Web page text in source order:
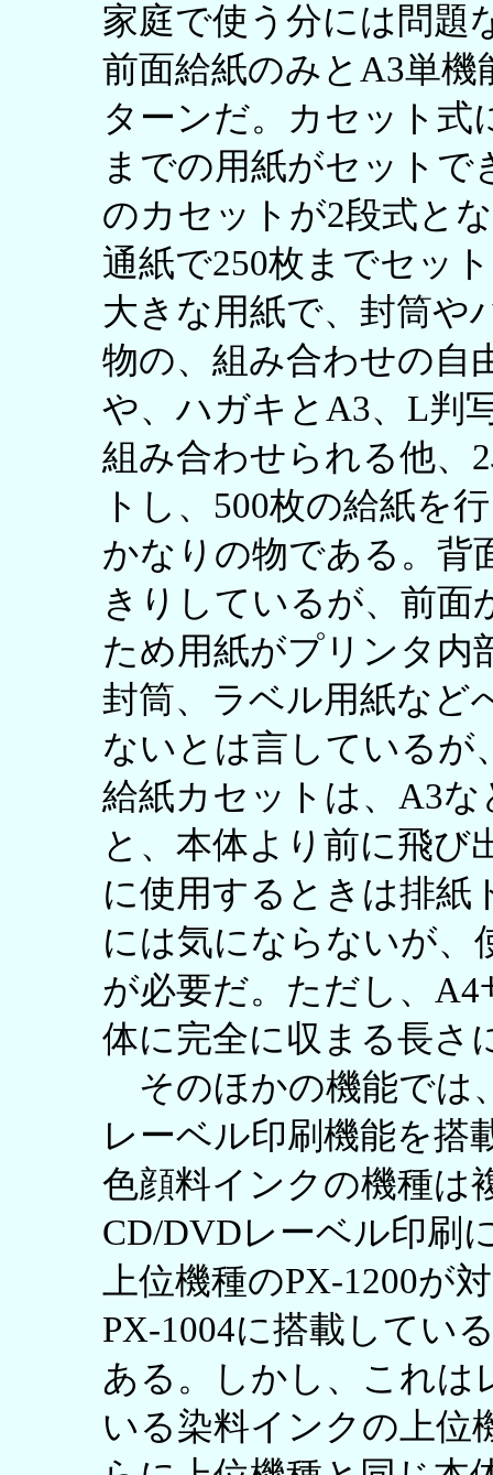
家庭で使う分には問題
前面給紙のみとA3単
ターンだ。カセット
までの用紙がセットで
のカセットが2段式と
通紙で250枚までセッ
大きな用紙で、封筒や
物の、組み合わせの自
や、ハガキとA3、L判
組み合わせられる他、
トし、500枚の給紙を
かなりの物である。背
きりしているが、前面
ため用紙がプリンタ内
封筒、ラベル用紙など
ないとは言しているが
給紙カセットは、A3
と、本体より前に飛び
に使用するときは排紙
には気にならないが、
が必要だ。ただし、
体に完全に収まる長さ
そのほかの機能では
レーベル印刷機能を搭
色顔料インクの機種は
CD/DVDレーベル印刷
上位機種のPX-1200が
PX-1004に搭載してい
ある。しかし、これは
いる染料インクの上位